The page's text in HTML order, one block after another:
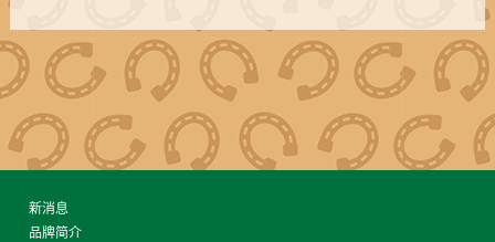
新消息
品牌简介